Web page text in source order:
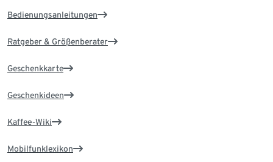
Bedienungsanleitungen
Ratgeber & Größenberater
Geschenkkarte
Geschenkideen
Kaffee-Wiki
Mobilfunklexikon